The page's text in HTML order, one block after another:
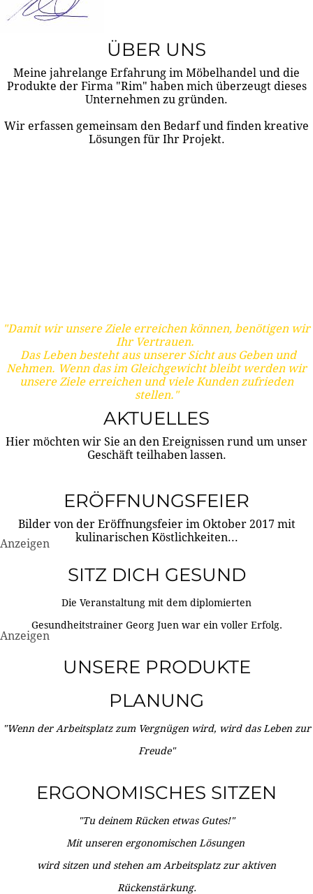
ÜBER UNS
Meine jahrelange Erfahrung im Möbelhandel und die
Produkte der Firma "Rim" haben mich überzeugt dieses
Unternehmen zu gründen.
Wir erfassen gemeinsam den Bedarf und finden kreative
Lösungen für Ihr Projekt.
"Damit wir unsere Ziele erreichen können, benötigen wir
Ihr Vertrauen.
Das Leben besteht aus unserer Sicht aus Geben und
Nehmen. Wenn das im Gleichgewicht bleibt werden wir
unsere Ziele erreichen und viele Kunden zufrieden
stellen."
AKTUELLES
Hier möchten wir Sie an den Ereignissen rund um unser
Geschäft teilhaben lassen.
ERÖFFNUNGSFEIER
Bilder von der Eröffnungsfeier im Oktober 2017 mit
kulinarischen Köstlichkeiten...
Anzeigen
SITZ DICH GESUND
Die Veranstaltung mit dem diplomierten
Gesundheitstrainer Georg Juen war ein voller Erfolg.
Anzeigen
UNSERE PRODUKTE
PLANUNG
"Wenn der Arbeitsplatz zum Vergnügen wird, wird das Leben zur
Freude"
ERGONOMISCHES SITZEN
"Tu deinem Rücken etwas Gutes!"
Mit unseren ergonomischen Lösungen
wird sitzen und stehen am Arbeitsplatz zur aktiven
Rückenstärkung.